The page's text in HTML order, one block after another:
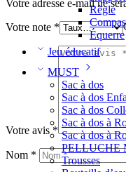
Règle
Compas
Équerre
Jeu éducatif
MUST
Sac à dos
Sac à dos
Sac à dos
Sac à dos à
Sac à dos à
PELLUCHE
Trousses
Votre adresse e-mail ne
Votre note *
Votre avis *
Nom *